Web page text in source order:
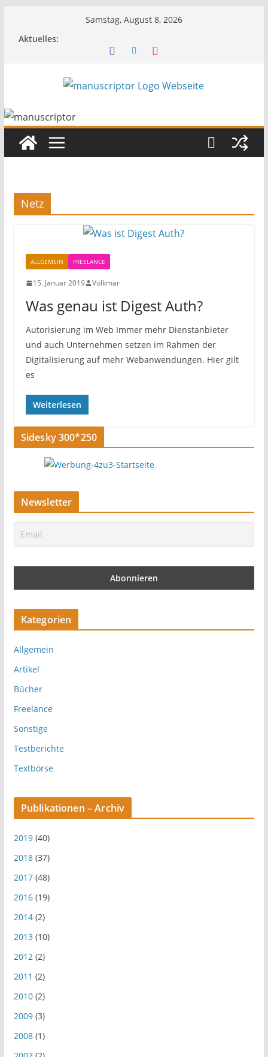
Samstag, August 8, 2026
Aktuelles:
Netz
ALLGEMEIN FREELANCE
15. Januar 2019 Volkmar
Was genau ist Digest Auth?
Autorisierung im Web Immer mehr Dienstanbieter
und auch Unternehmen setzen im Rahmen der
Digitalisierung auf mehr Webanwendungen. Hier gilt
es
Weiterlesen
Sidesky 300*250
Newsletter
Kategorien
Allgemein
Artikel
Bücher
Freelance
Sonstige
Testberichte
Textbörse
Publikationen – Archiv
2019(40)
2018(37)
2017(48)
2016(19)
2014(2)
2013(10)
2012(2)
2011 (2)
2010(2)
2009(3)
2008(1)